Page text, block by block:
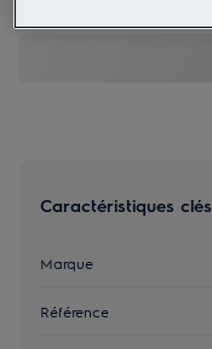
Caractéristiques clés
Marque
Référence